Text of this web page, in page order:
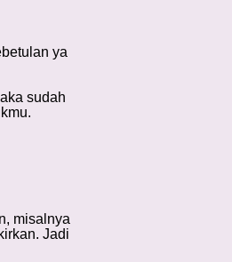
ya
sudah
misalnya
Jadi